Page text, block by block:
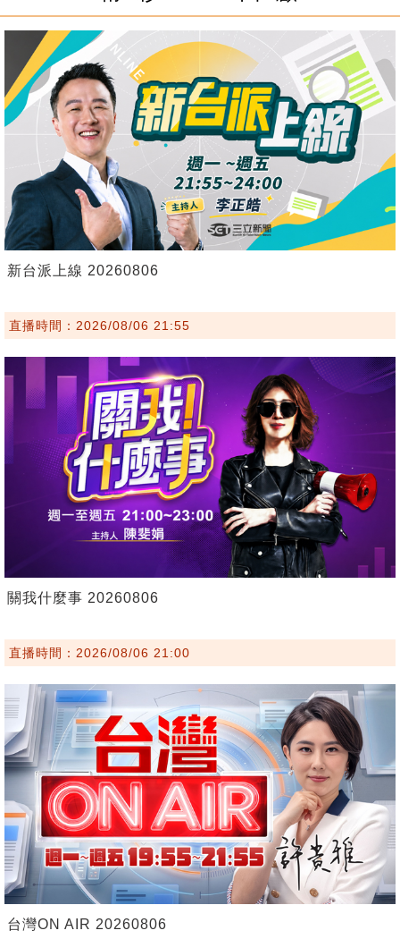
新台派上線 20260806
直播時間：2026/08/06 21:55
關我什麼事 20260806
直播時間：2026/08/06 21:00
台灣ON AIR 20260806